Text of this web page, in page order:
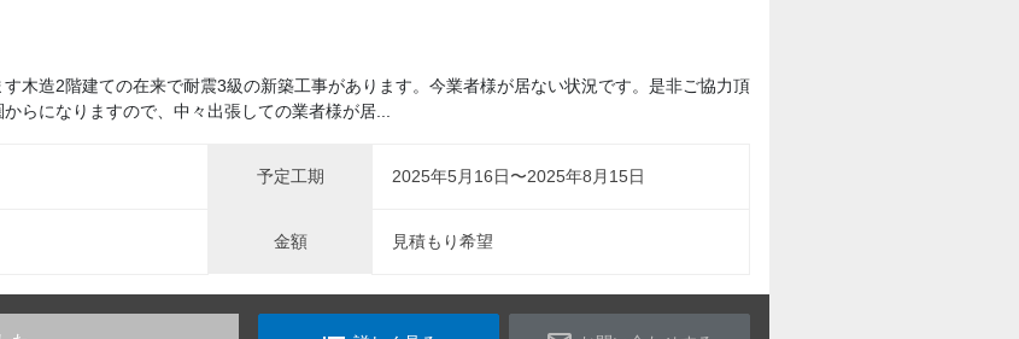
木造2階建ての在来で耐震3級の新築工事があります。今業者様が居ない状況です。是非ご協力頂
らになりますので、中々出張しての業者様が居...
予定工期 2025年5月16日〜2025年8月15日
金額 見積もり希望